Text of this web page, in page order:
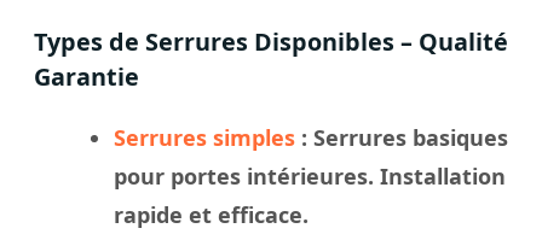
Types de Serrures Disponibles – Qualité
Garantie
Serrures simples : Serrures basiques
pour portes intérieures. Installation
rapide et efficace.